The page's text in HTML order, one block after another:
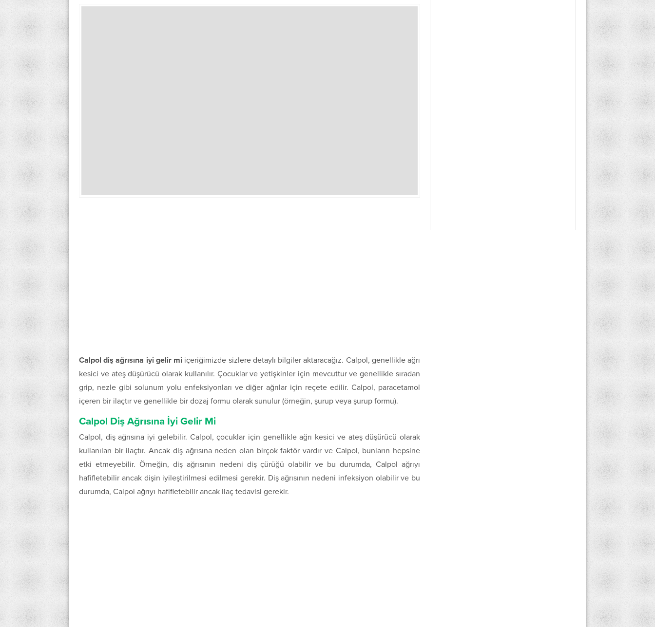
Calpol diş ağrısına iyi gelir mi içeriğimizde sizlere detaylı bilgiler aktaracağız. Calpol, genellikle ağrı
kesici ve ateş düşürücü olarak kullanılır. Çocuklar ve yetişkinler için mevcuttur ve genellikle sıradan
grip, nezle gibi solunum yolu enfeksiyonları ve diğer ağrılar için reçete edilir. Calpol, paracetamol
içeren bir ilaçtır ve genellikle bir dozaj formu olarak sunulur (örneğin, şurup veya şurup formu).
Calpol Diş Ağrısına İyi Gelir Mi
Calpol, diş ağrısına iyi gelebilir. Calpol, çocuklar için genellikle ağrı kesici ve ateş düşürücü olarak
kullanılan bir ilaçtır. Ancak diş ağrısına neden olan birçok faktör vardır ve Calpol, bunların hepsine
etki etmeyebilir. Örneğin, diş ağrısının nedeni diş çürüğü olabilir ve bu durumda, Calpol ağrıyı
hafifletebilir ancak dişin iyileştirilmesi edilmesi gerekir. Diş ağrısının nedeni infeksiyon olabilir ve bu
durumda, Calpol ağrıyı hafifletebilir ancak ilaç tedavisi gerekir.